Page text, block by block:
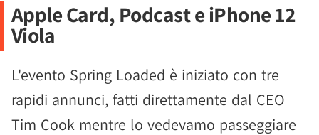
Apple Card, Podcast e iPhone 12
Viola
L'evento Spring Loaded è iniziato con tre
rapidi annunci, fatti direttamente dal CEO
Tim Cook mentre lo vedevamo passeggiare